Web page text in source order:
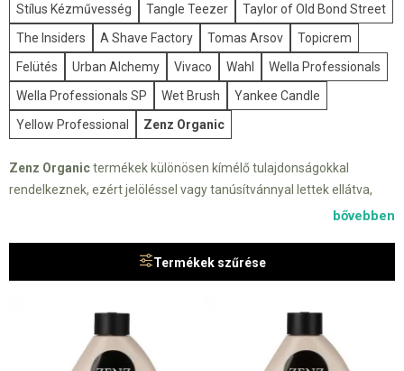
Stílus Kézművesség
Tangle Teezer
Taylor of Old Bond Street
The Insiders
A Shave Factory Tomas Arsov
Topicrem
Felütés
Urban Alchemy Vivaco Wahl
Wella Professionals
Wella Professionals SP
Wet Brush
Yankee Candle
Yellow Professional
Zenz Organic
Zenz Organictermékek különösen kímélő tulajdonságokkal
rendelkeznek, ezért jelöléssel vagy tanúsítvánnyal lettek ellátva,
hogy könnyen eligazodhasson a kínálatban. Az összetevők a
bio avokádóolaj és bio tisztított aloe vera.
, és a termékek csomagolása
lebomló polietilénből készül. A Zenz számos terméket kínál
allergiások számára.
Zenz Pure sorozat
teljesen illatmentes.
bővebben
Termékek szűrése